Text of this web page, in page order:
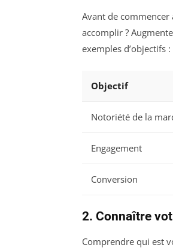
Avant de
accomplir ?
exemples d’objectifs :
Objectif
Notoriété de la
Engagement
Conversion
2. Connaître
Comprendre qui est